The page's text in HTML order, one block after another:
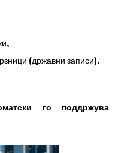
(државни записи).
го поддржува